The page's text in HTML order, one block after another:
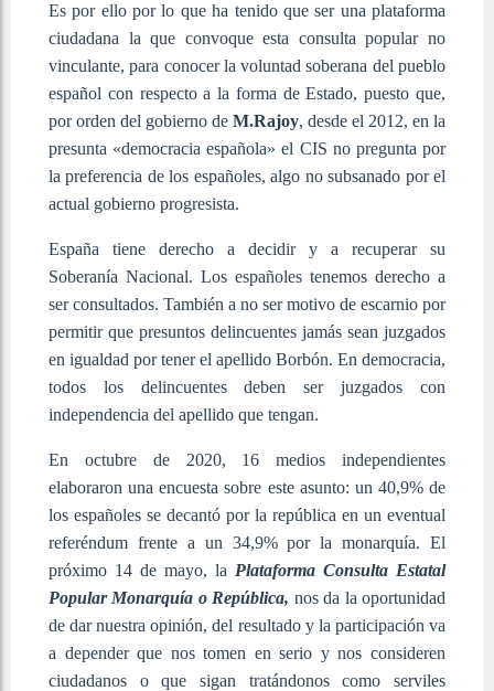
Es por ello por lo que ha tenido que ser una plataforma
ciudadana la que convoque esta consulta popular no
vinculante, para conocer la voluntad soberana del pueblo
español con respecto a la forma de Estado, puesto que,
por orden del gobierno de M.Rajoy, desde el 2012, en la
presunta «democracia española» el CIS no pregunta por
la preferencia de los españoles, algo no subsanado por el
actual gobierno progresista.
España tiene derecho a decidir y a recuperar su
Soberanía Nacional. Los españoles tenemos derecho a
ser consultados. También a no ser motivo de escarnio por
permitir que presuntos delincuentes jamás sean juzgados
en igualdad por tener el apellido Borbón. En democracia,
todos los delincuentes deben ser juzgados con
independencia del apellido que tengan.
En octubre de 2020, 16 medios independientes
elaboraron una encuesta sobre este asunto: un 40,9% de
los españoles se decantó por la república en un eventual
referéndum frente a un 34,9% por la monarquía. El
próximo 14 de mayo, la Plataforma Consulta Estatal
Popular Monarquía o República, nos da la oportunidad
de dar nuestra opinión, del resultado y la participación va
a depender que nos tomen en serio y nos consideren
ciudadanos o que sigan tratándonos como serviles